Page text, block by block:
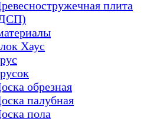
плита
Хаус
обрезная
палубная
пола